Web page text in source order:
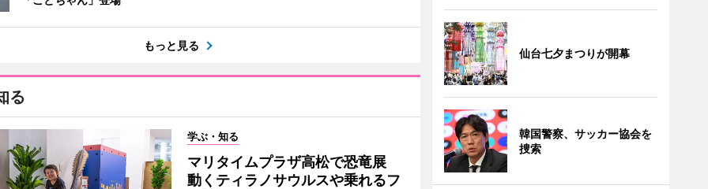
もっと見る
る
学ぶ・知る
マリタイムプラザ高松で恐竜展
動くティラノサウルスや乗れるフ
仙台七夕まつりが開幕
韓国警察、サッカー協会を
捜索